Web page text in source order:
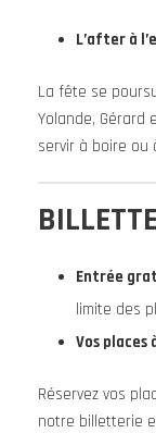
L’after à
La fête se
Yolande, Gérard
servir à boire ou
Entrée
limite des
Vos places
Réservez vos
notre billetterie